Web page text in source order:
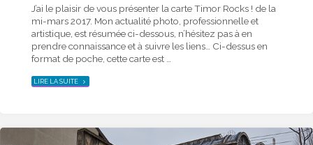
J’ai le plaisir de vous présenter la carte Timor Rocks ! de la
mi-mars 2017. Mon actualité photo, professionnelle et
artistique, est résumée ci-dessous, n’hésitez pas à en
prendre connaissance et à suivre les liens… Ci-dessus en
format de poche, cette carte est …
LIRE LA SUITE"ACTUALITÉ
PHOTO
–
CARTE